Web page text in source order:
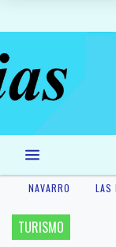
NAVARRO LAS
TURISMO